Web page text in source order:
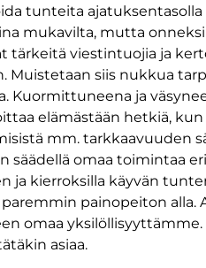
tunteita
mukavilta, mutta
viestintuojia ja
siis nukkua
Kuormittuneena ja
elämästään hetkiä,
mm. tarkkaavuuden
omaa toimintaa
ja kierroksilla käyvän
painopeiton alla.
omaa
asiaa.